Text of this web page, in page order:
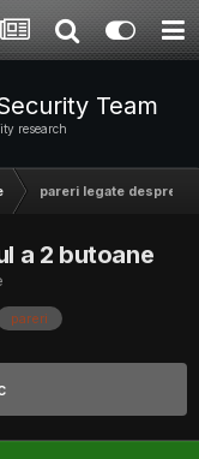
Team
research
pareri legate despre
a 2 butoane
pareri